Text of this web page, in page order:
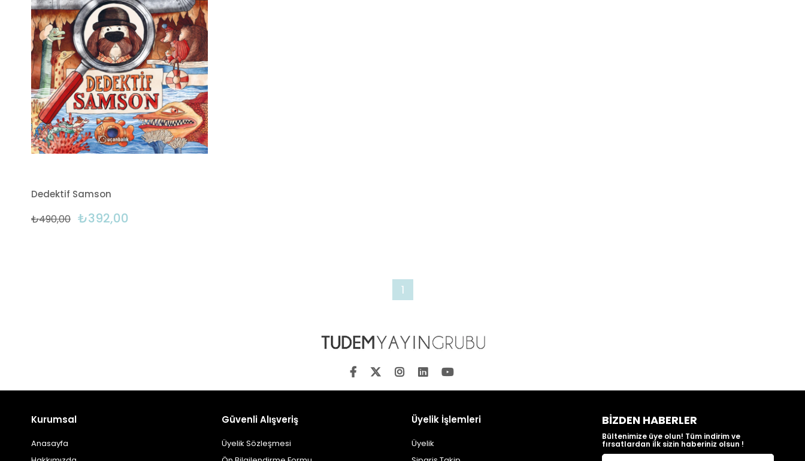
Dedektif Samson
₺392,00
₺490,00
1
Kurumsal
Anasayfa
Güvenli Alışveriş
Üyelik Sözleşmesi
Üyelik İşlemleri
Üyelik
BIZDEN HABERLER
Bültenimize üye olun! Tüm indirim ve
fırsatlardan ilk sizin haberiniz olsun !